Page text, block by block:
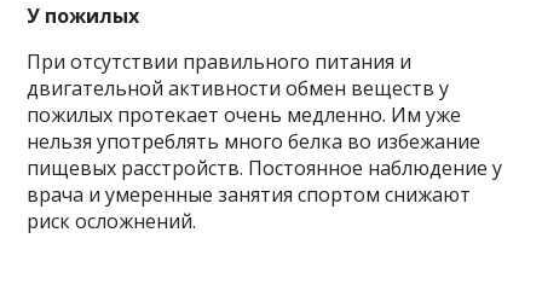
У пожилых
При отсутствии правильного питания и
двигательной активности обмен веществ у
пожилых протекает очень медленно. Им уже
нельзя употреблять много белка во избежание
пищевых расстройств. Постоянное наблюдение у
врача и умеренные занятия спортом снижают
риск осложнений.